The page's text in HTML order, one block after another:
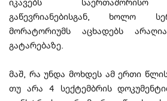
გაწევრიანებისგან, ხოლო
მორატორიუმს აცხადებს
გატარებაზე.
მაშ, რა უნდა მოხდეს ამ ერთი წლის
თუ არა 4 სექტემბრის